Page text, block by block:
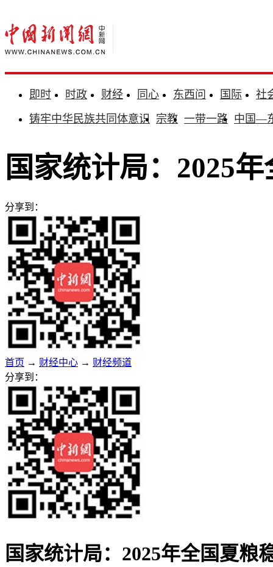
即时 时政 财经 同心 东西问 国际
社
铸牢中华民族共同体意识 宗教 一带一路 中国—
国家统计局：2025
分享到：
首页 → 财经中心 → 财经频道
分享到：
国家统计局：2025年全国夏粮